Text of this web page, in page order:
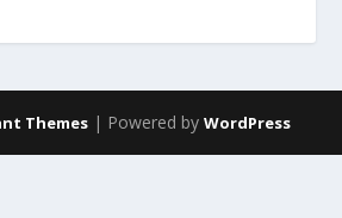
Themes | Powered by WordPress